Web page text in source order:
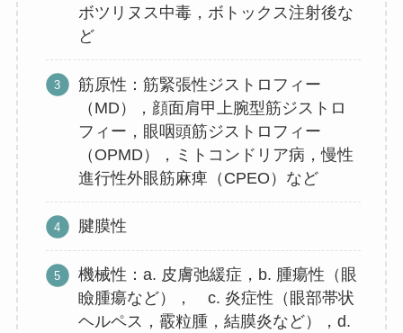
ボツリヌス中毒，ボトックス注射後な
ど
筋原性：筋緊張性ジストロフィー
（MD），顔面肩甲上腕型筋ジストロ
フィー，眼咽頭筋ジストロフィー
（OPMD），ミトコンドリア病，慢性
進行性外眼筋麻痺（CPEO）など
腱膜性
機械性：a. 皮膚弛緩症，b. 腫瘍性（眼
瞼腫瘍など）， c. 炎症性（眼部帯状
ヘルペス，霰粒腫，結膜炎など），d.